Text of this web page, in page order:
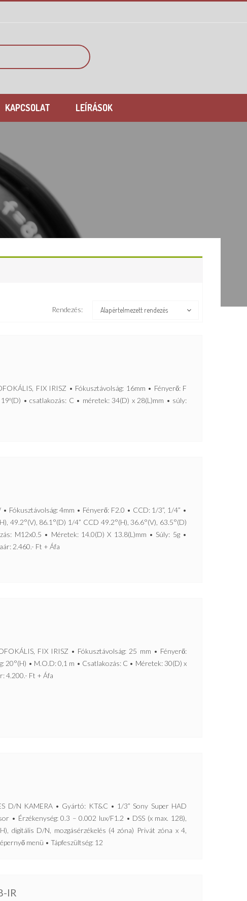
KAPCSOLAT LEÍRÁSOK
Rendezés: Alapértelmezett rendezés
FIX IRISZ • Fókusztávolság: 16mm • Fényerő: F
• csatlakozás: C • méretek: 34(D) x 28(L)mm • súly:
Fókusztávolság: 4mm • Fényerő: F2.0 • CCD: 1/3”, 1/4” •
49.2°(V), 86.1°(D) 1/4” CCD 49.2°(H), 36.6°(V), 63.5°(D)
M12x0.5 • Méretek: 14.0(D) X 13.8(L)mm • Súly: 5g •
2.460.- Ft + Áfa
FIX IRISZ • Fókusztávolság: 25 mm • Fényerő:
20°(H) • M.O.D: 0,1 m • Csatlakozás: C • Méretek: 30(D) x
4.200.- Ft + Áfa
D/N KAMERA • Gyártó: KT&C • 1/3” Sony Super HAD
• Érzékenység: 0.3 – 0.002 lux/F1.2 • DSS (x max. 128),
digitális D/N, mozgásérzékelés (4 zóna) Privát zóna x 4,
menü • Tápfeszültség: 12
IR